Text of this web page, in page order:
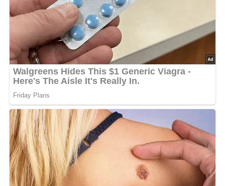
Zutaten für den Salat von
Räuchermakrelen für 4
Personen
3 geräucherte Makrelen
2 Eier
2 Tomaten
100 g Mayonnaise und 2 Eßlöffel Joghurt oder
Sauermilch
Salz
Zitronensaft
Zucker